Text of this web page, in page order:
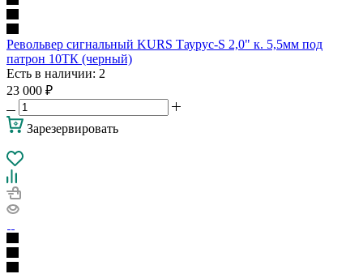
Револьвер сигнальный KURS Таурус-S 2,0" к. 5,5мм под
патрон 10ТК (черный)
Есть в наличии: 2
23 000 ₽
Зарезервировать